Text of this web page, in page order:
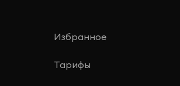
Избранное
Тарифы